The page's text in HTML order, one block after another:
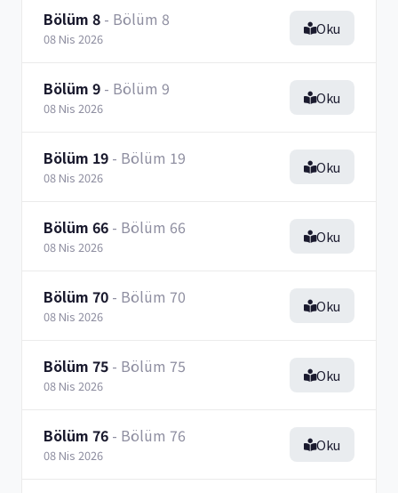
Bölüm 8 - Bölüm 8
08 Nis 2026
Oku
Bölüm 9 - Bölüm 9
08 Nis 2026
Oku
Bölüm 19 - Bölüm 19
08 Nis 2026
Oku
Bölüm 66 - Bölüm 66
08 Nis 2026
Oku
Bölüm 70 - Bölüm 70
08 Nis 2026
Oku
Bölüm 75 - Bölüm 75
08 Nis 2026
Oku
Bölüm 76 - Bölüm 76
08 Nis 2026
Oku